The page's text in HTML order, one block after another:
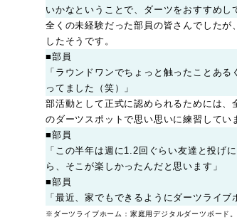
いかなということで、ダーツをおすすめし
全くの未経験だった部員の皆さんでした
したそうです。
■部員
「ラウンドワンでちょっと触ったことあ
ってました（笑）」
部活動として正式に認められるためには
のダーツスポットで思い思いに練習してい
■部員
「この半年は週に1.2回ぐらい友達と投げ
ら、そこが楽しかったんだと思います」
■部員
「最近、家でもできるようにダーツライ
※ダーツライブホーム：家庭用デジタルダーツボード。